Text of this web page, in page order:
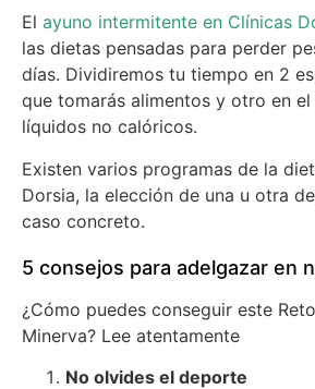
El ayuno intermitente en Clínicas
las dietas pensadas para perder
días. Dividiremos tu tiempo en 2
que tomarás alimentos y otro en
líquidos no calóricos.
Existen varios programas de la
Dorsia, la elección de una u otra
caso concreto.
5 consejos para adelgazar en
¿Cómo puedes conseguir este
Minerva? Lee atentamente
No olvides el deporte